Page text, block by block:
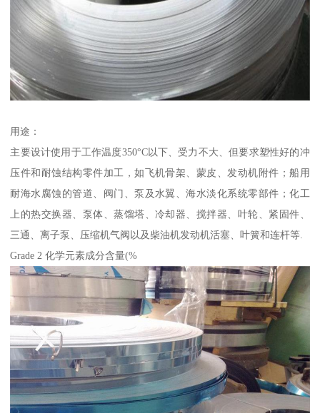
用途：
主要设计使用于工作温度350°C以下、受力不大、但要求塑性好的冲
压件和耐蚀结构零件加工，如飞机骨架、蒙皮、发动机附件；船用
耐海水腐蚀的管道、阀门、泵及水翼、海水淡化系统零部件；化工
上的热交换器、泵体、蒸馏塔、冷却器、搅拌器、叶轮、紧固件、
三通、离子泵、压缩机气阀以及柴油机发动机活塞、叶簧和连杆等.
Grade 2 化学元素成分含量(%